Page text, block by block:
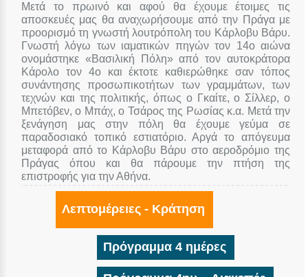
Μετά το πρωινό και αφού θα έχουμε έτοιμες τις
αποσκευές μας θα αναχωρήσουμε από την Πράγα με
προορισμό τη γνωστή λουτρόπολη του Κάρλοβυ Βάρυ.
Γνωστή λόγω των ιαματικών πηγών τον 14ο αιώνα
ονομάστηκε «Βασιλική Πόλη» από τον αυτοκράτορα
Κάρολο τον 4ο και έκτοτε καθιερώθηκε σαν τόπος
συνάντησης προσωπικοτήτων των γραμμάτων, των
τεχνών και της πολιτικής, όπως ο Γκαίτε, ο Σίλλερ, ο
Μπετόβεν, ο Μπάχ, ο Τσάρος της Ρωσίας κ.α. Μετά την
ξενάγηση μας στην πόλη θα έχουμε γεύμα σε
παραδοσιακό τοπικό εστιατόριο. Αργά το απόγευμα
μεταφορά από το Κάρλοβυ Βάρυ στο αεροδρόμιο της
Πράγας όπου και θα πάρουμε την πτήση της
επιστροφής για την Αθήνα.
Λεπτομέρειες - Κράτηση
Πρόγραμμα 4 ημέρες